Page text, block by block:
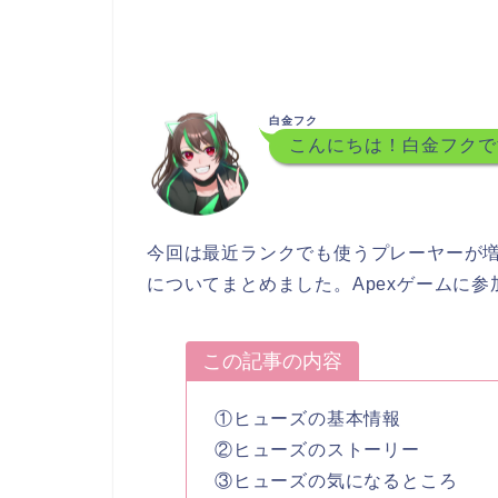
白金フク
こんにちは！白金フク
今回は最近ランクでも使うプレーヤーが
についてまとめました。Apexゲームに
この記事の内容
①ヒューズの基本情報
②ヒューズのストーリー
③ヒューズの気になるところ